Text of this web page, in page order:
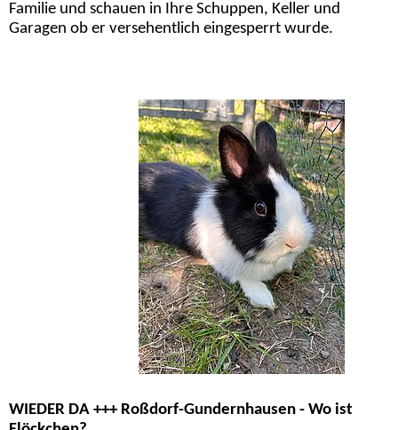
Familie und schauen in Ihre Schuppen, Keller und
Garagen ob er versehentlich eingesperrt wurde.
WIEDER DA +++ Roßdorf-Gundernhausen - Wo ist